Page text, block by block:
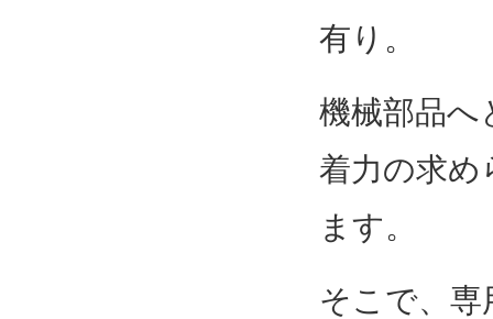
有り。
機械部品へ
着力の求め
ます。
そこで、